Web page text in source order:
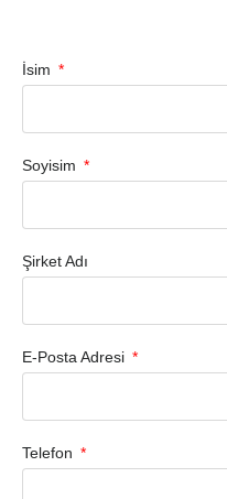
İsim
Soyisim
Şirket Adı
E-Posta Adresi
Telefon